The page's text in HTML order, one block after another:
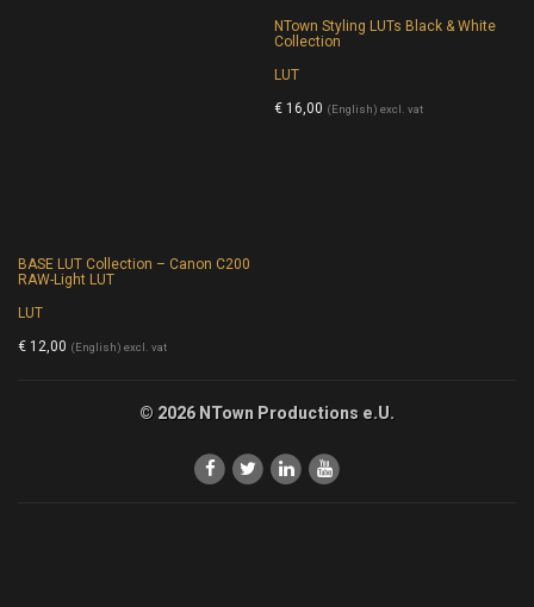
NTown Styling LUTs Black & White
Collection
LUT
€ 16,00 (English) excl. vat
BASE LUT Collection – Canon C200
RAW-Light LUT
LUT
€ 12,00 (English) excl. vat
© 2026 NTown Productions e.U.